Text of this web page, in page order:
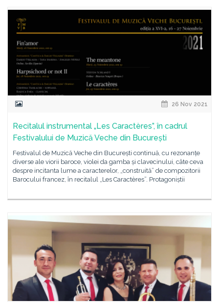
26 Nov 2021
Recitalul instrumental „Les Caractères”, în cadrul
Festivalului de Muzică Veche din București
Festivalul de Muzică Veche din București continuă, cu rezonanțe
diverse ale viorii baroce, violei da gamba și clavecinului, câte ceva
despre incitanta lume a caracterelor, „construită” de compozitorii
Barocului francez, în recitalul „Les Caractères”. Protagoniștii